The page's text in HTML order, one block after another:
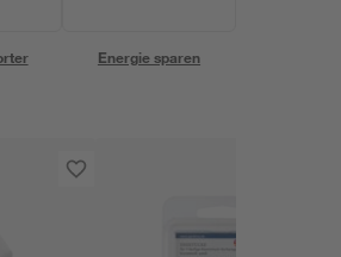
Energie sparen